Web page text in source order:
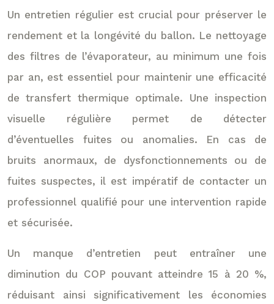
Un entretien régulier est crucial pour préserver le
rendement et la longévité du ballon. Le nettoyage
des filtres de l’évaporateur, au minimum une fois
par an, est essentiel pour maintenir une efficacité
de transfert thermique optimale. Une inspection
visuelle régulière permet de détecter
d’éventuelles fuites ou anomalies. En cas de
bruits anormaux, de dysfonctionnements ou de
fuites suspectes, il est impératif de contacter un
professionnel qualifié pour une intervention rapide
et sécurisée.
Un manque d’entretien peut entraîner une
diminution du COP pouvant atteindre 15 à 20 %,
réduisant ainsi significativement les économies